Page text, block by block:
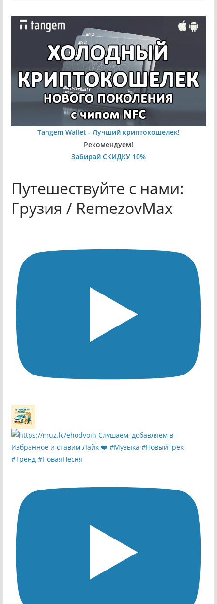
Tangem Wallet - Лучший криптокошелек!
Рекомендуем!
Забирай СКИДКУ 10%
Путешествуйте с нами:
Грузия / RemezovMax